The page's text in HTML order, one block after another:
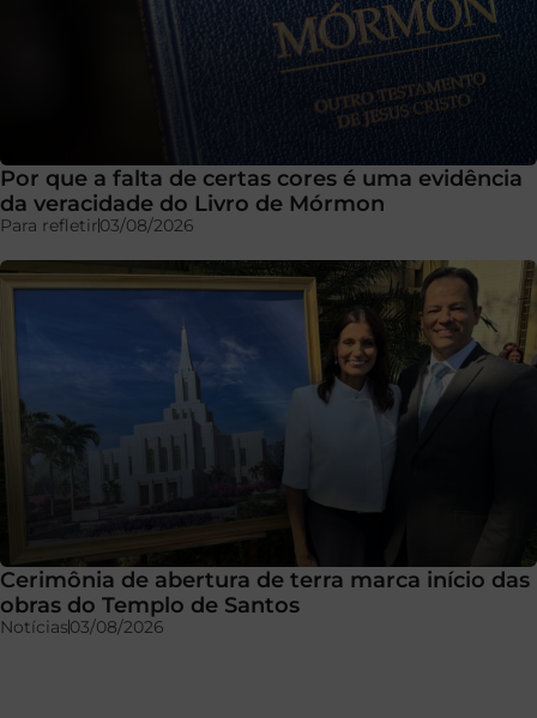
Por que a falta de certas cores é uma evidência
da veracidade do Livro de Mórmon
Para refletir03/08/2026
Cerimônia de abertura de terra marca início das
obras do Templo de Santos
Notícias03/08/2026